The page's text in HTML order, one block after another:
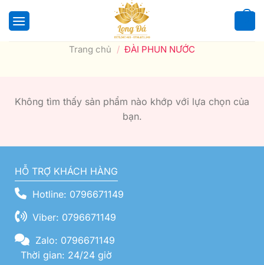
qua
Trang chủ / ĐÀI PHUN NƯỚC
Không tìm thấy sản phẩm nào khớp với lựa chọn của
bạn.
HỖ TRỢ KHÁCH HÀNG
Hotline: 0796671149
Viber: 0796671149
Zalo: 0796671149
Thời gian: 24/24 giờ